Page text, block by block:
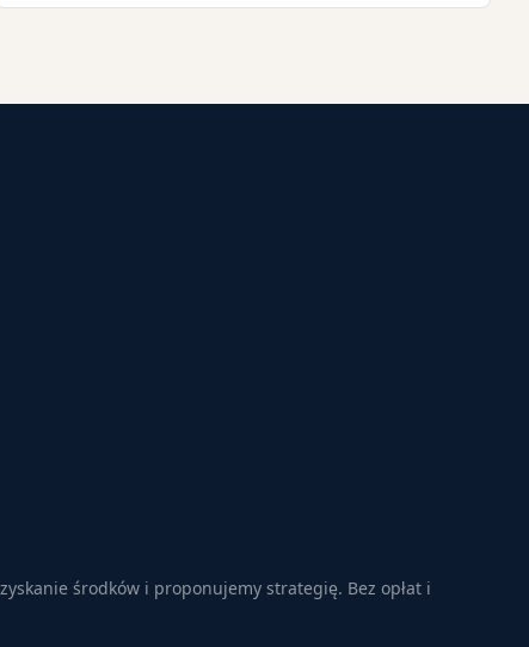
środków i proponujemy strategię. Bez opłat i